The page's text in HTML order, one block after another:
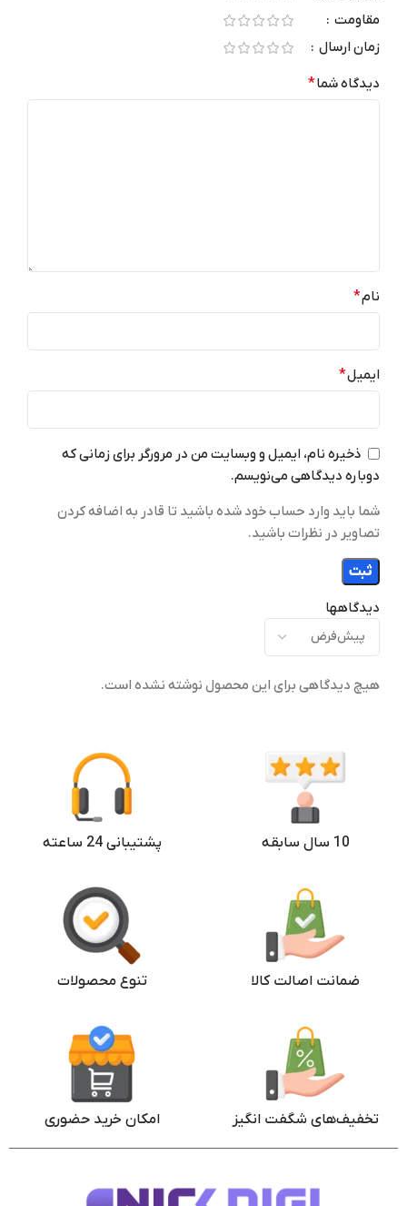
دیدگاهها
هیچ دیدگاهی برای این محصول نوشته نشده است.
مقاومت
زمان ارسال
دیدگاه شما*
نام*
ایمیل*
ذخیره نام، ایمیل و وبسایت من در مرورگر برای زمانی که
دوباره دیدگاهی می‌نویسم.
شما باید وارد حساب خود شده باشید تا قادر به اضافه کردن
تصاویر در نظرات باشید.
10 سال سابقه پشتیبانی 24 ساعته
ضمانت اصالت کالا تنوع محصولات
تخفیف‌های شگفت انگیز امکان خرید حضوری